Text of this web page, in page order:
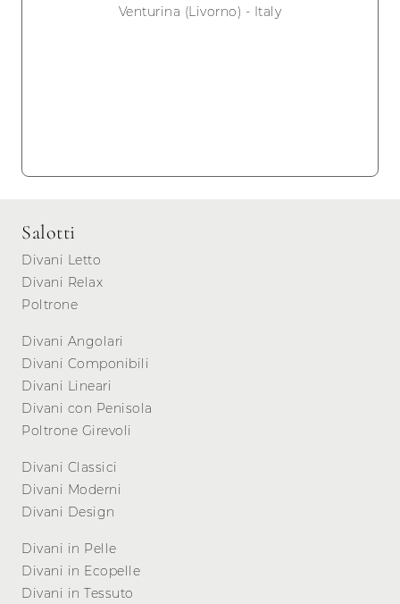
Venturina (Livorno) - Italy
Salotti
Divani Letto
Divani Relax
Poltrone
Divani Angolari
Divani Componibili
Divani Lineari
Divani con Penisola
Poltrone Girevoli
Divani Classici
Divani Moderni
Divani Design
Divani in Pelle
Divani in Ecopelle
Divani in Tessuto